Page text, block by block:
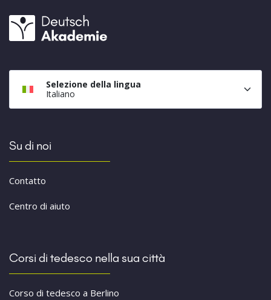
Selezione della lingua
Italiano
Su di noi
Contatto
Centro di aiuto
Corsi di tedesco nella sua città
Corso di tedesco a Berlino